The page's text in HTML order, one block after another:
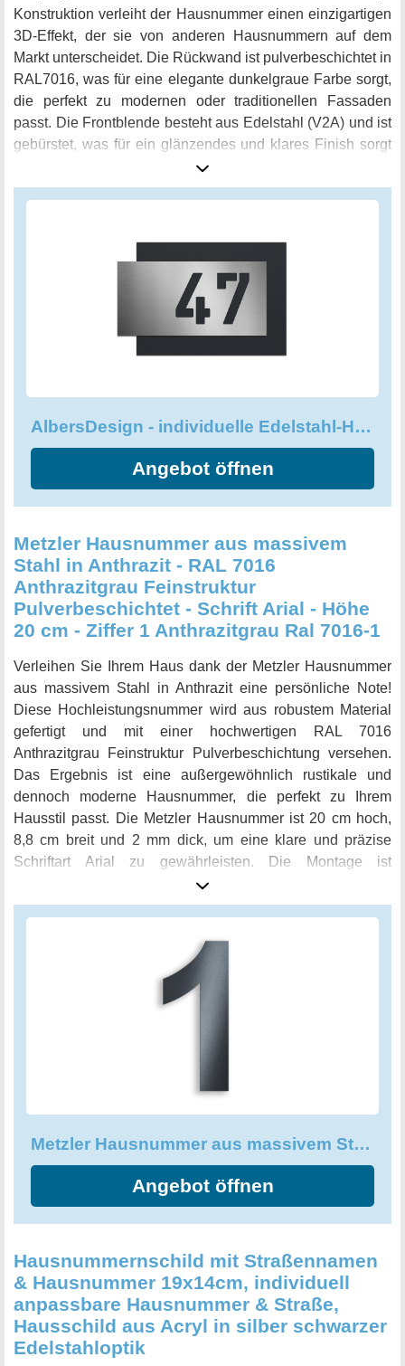
Konstruktion verleiht der Hausnummer einen einzigartigen
3D-Effekt, der sie von anderen Hausnummern auf dem
Markt unterscheidet. Die Rückwand ist pulverbeschichtet in
RAL7016, was für eine elegante dunkelgraue Farbe sorgt,
die perfekt zu modernen oder traditionellen Fassaden
passt. Die Frontblende besteht aus Edelstahl (V2A) und ist
gebürstet, was für ein glänzendes und klares Finish sorgt
und einen schützenden Effekt gegenüber
Witterungseinflüssen hat. Im Lieferumfang ist das
einzigartig und beeindruckend. Genießen Sie hochwertige
Verarbeitung und Personalisierung Ihrer Hausnummer, um
Ihr Haus noch schöner und stilvoller zu gestalten.
AlbersDesign - individuelle Edelstahl-Hausnummer, zweiteilig mit 3D Effekt
Angebot öffnen
Metzler Hausnummer aus massivem
Stahl in Anthrazit - RAL 7016
Anthrazitgrau Feinstruktur
Pulverbeschichtet - Schrift Arial - Höhe
20 cm - Ziffer 1 Anthrazitgrau Ral 7016-1
Verleihen Sie Ihrem Haus dank der Metzler Hausnummer
aus massivem Stahl in Anthrazit eine persönliche Note!
Diese Hochleistungsnummer wird aus robustem Material
gefertigt und mit einer hochwertigen RAL 7016
Anthrazitgrau Feinstruktur Pulverbeschichtung versehen.
Das Ergebnis ist eine außergewöhnlich rustikale und
dennoch moderne Hausnummer, die perfekt zu Ihrem
Hausstil passt. Die Metzler Hausnummer ist 20 cm hoch,
8,8 cm breit und 2 mm dick, um eine klare und präzise
Schriftart Arial zu gewährleisten. Die Montage ist
kinderleicht und schnell erledigt, Dank des rückseitig
angeschweißten Gewindestifts und des Montagematerials
Handwerkskunst und Made in Germany. Sie gibt Ihrem
Zuhause einen einzigartigen Charakter und wird Gäste
und Besucher beeindrucken. Die Metzler Hausnummer ist
Metzler Hausnummer aus massivem Stahl in Anthrazit
Angebot öffnen
Hausnummernschild mit Straßennamen
& Hausnummer 19x14cm, individuell
anpassbare Hausnummer & Straße,
Hausschild aus Acryl in silber schwarzer
Edelstahloptik